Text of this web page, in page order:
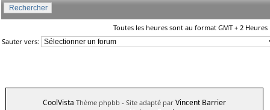
Toutes les heures sont au format GMT + 2 Heures
Sauter vers:
CoolVista Thème phpbb - Site adapté par Vincent Barrier